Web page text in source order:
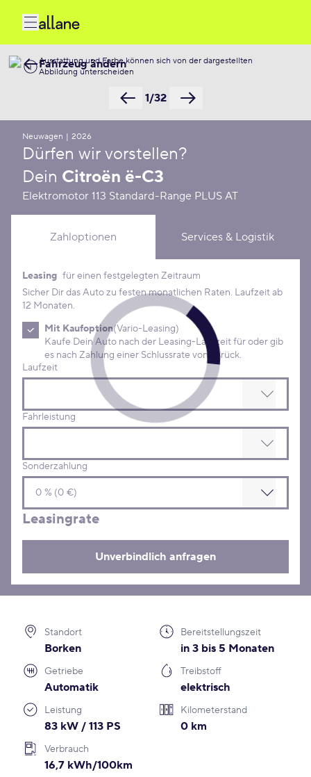
Ausstattung und Farbe können sich von der dargestellten
Abbildung unterscheiden
1/32
Fahrzeug ändern
Neuwagen | 2026
Dürfen wir vorstellen?
Dein Citroën ë-C3
Elektromotor 113 Standard-Range PLUS AT
Zahloptionen Services & Logistik
Leasing Konditionen
Leasing für einen festgelegten Zeitraum
Sicher Dir das Auto zu festen monatlichen Raten. Laufzeit ab
12 Monaten.
Mit Kaufoption(Vario-Leasing)
Kaufe Dein Auto nach der Leasing-Laufzeit für oder gib
es nach Zahlung einer Schlussrate von zurück.
Laufzeit
Fahrleistung
Sonderzahlung
Leasingrate
Unverbindlich anfragen
Standort
Borken
Bereitstellungszeit
in 3 bis 5 Monaten
Getriebe
Automatik
Treibstoff
elektrisch
Leistung
83 kW / 113 PS
Kilometerstand
0 km
Verbrauch
16,7 kWh/100km